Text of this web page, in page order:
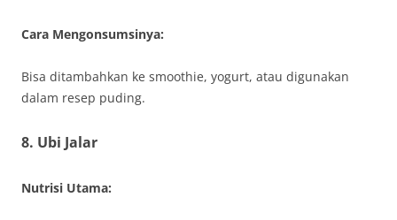
Cara Mengonsumsinya:
Bisa ditambahkan ke smoothie, yogurt, atau digunakan
dalam resep puding.
8. Ubi Jalar
Nutrisi Utama: